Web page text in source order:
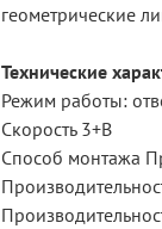
геометрические
Технические
Режим работы:
Скорость 3+В
Способ монтажа